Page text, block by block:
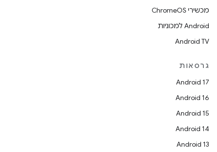
מכשירי ChromeOS
Android למכוניות
Android TV
גרסאות
Android 17
Android 16
Android 15
Android 14
Android 13